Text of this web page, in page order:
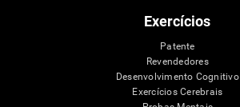
Exercícios
Patente
Revendedores
Desenvolvimento Cognitivo
Exercícios Cerebrais